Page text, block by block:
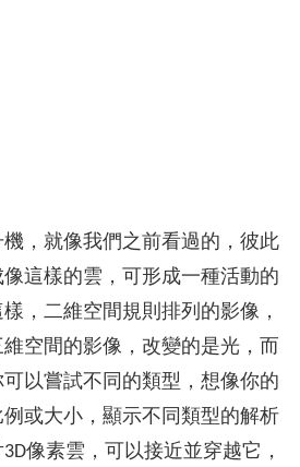
，就像我們之前看過的，彼此
這樣的雲，可形成一種活動的
，二維空間規則排列的影像，
空間的影像，改變的是光，而
以嘗試不同的類型，想像你的
或大小，顯示不同類型的解析
像素雲，可以接近並穿越它，